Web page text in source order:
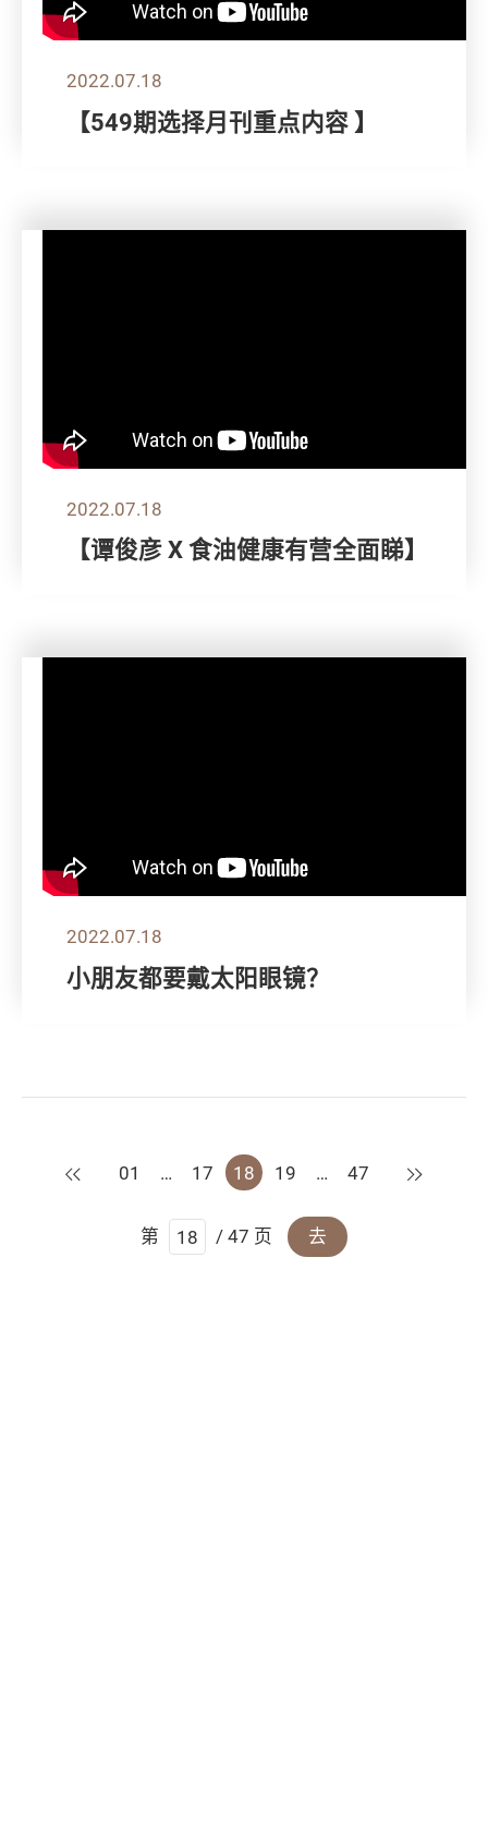
2022.07.18
【549期选择月刊重点内容 】
2022.07.18
【谭俊彦 X 食油健康有营全面睇】
2022.07.18
小朋友都要戴太阳眼镜？
上一页
01 … 17 18 19 … 47 下一页
第 / 47 页 去